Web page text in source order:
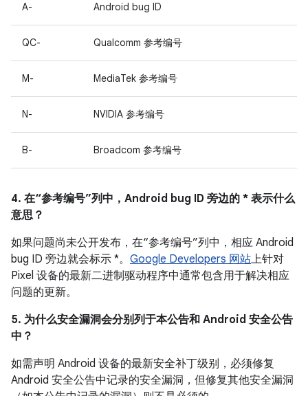
A- Android bug ID
QC- Qualcomm 参考编号
M- MediaTek 参考编号
N- NVIDIA 参考编号
B- Broadcom 参考编号
4. 在“参考编号”列中，Android bug ID 旁边的 * 表示什么
意思？
如果问题尚未公开发布，在“参考编号”列中，相应 Android
bug ID 旁边就会标示 *。 Google Developers 网站上针对
Pixel 设备的最新二进制驱动程序中通常包含用于解决相应
问题的更新。
5. 为什么安全漏洞会分别列于本公告和 Android 安全公告
中？
如需声明 Android 设备的最新安全补丁级别，必须修复
Android 安全公告中记录的安全漏洞，但修复其他安全漏洞